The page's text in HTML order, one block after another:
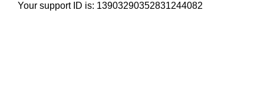
Your support ID is: 13903290352831244082